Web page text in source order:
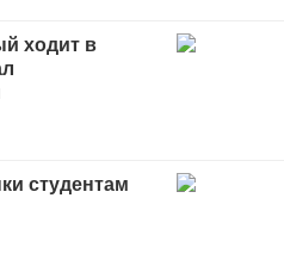
ходит в
студентам